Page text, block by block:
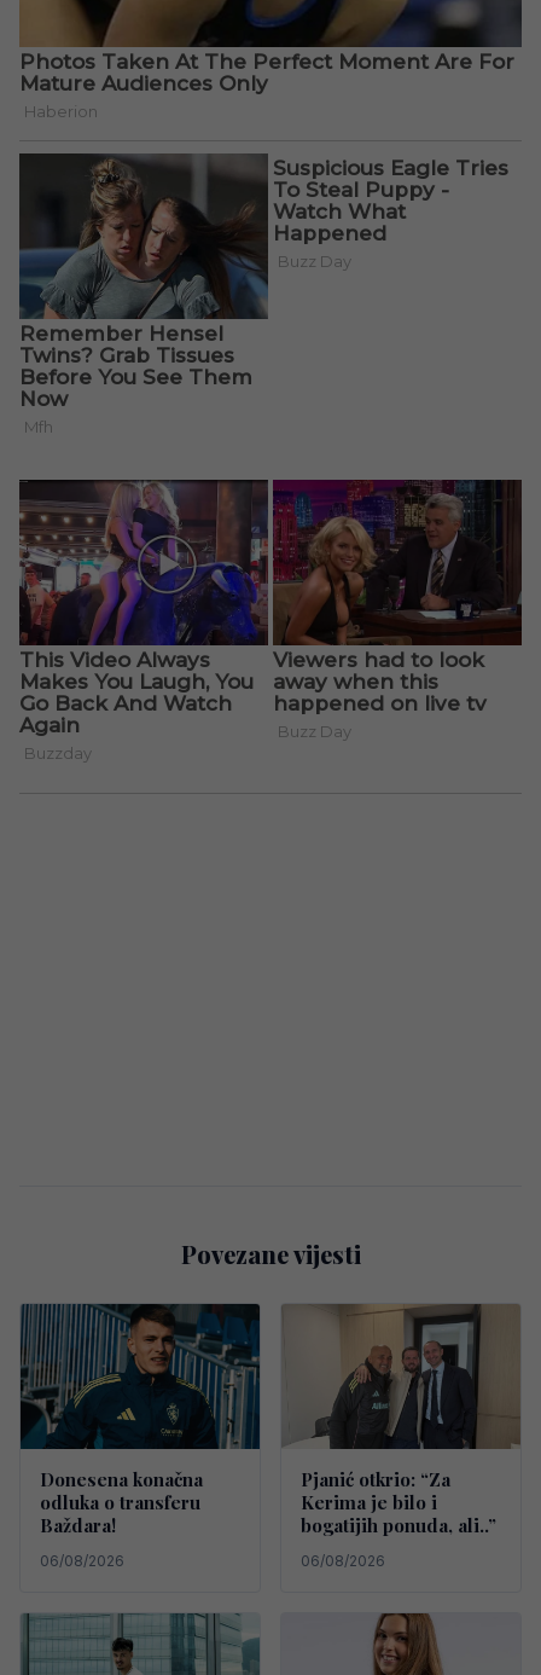
Povezane vijesti
Donesena konačna
odluka o transferu
Baždara!
06/08/2026
Pjanić otkrio: “Za
Kerima je bilo i
bogatijih ponuda, ali..”
06/08/2026